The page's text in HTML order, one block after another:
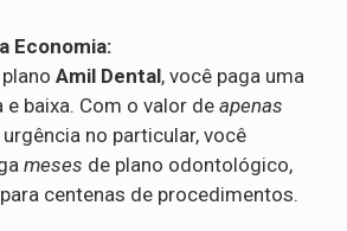
Economia:
Amil Dental, você paga uma
baixa. Com o valor de apenas
no particular, você
meses de plano odontológico,
centenas de procedimentos.